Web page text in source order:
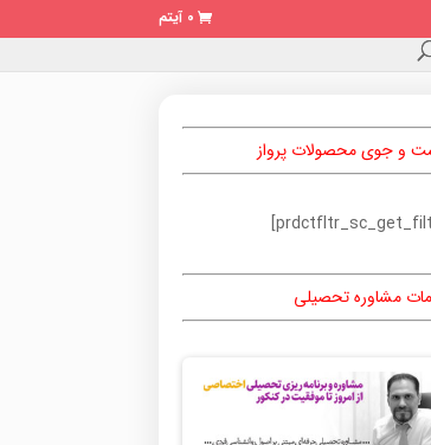
0 آیتم
و جوی محصولات پرواز
مشاوره تحصیلی